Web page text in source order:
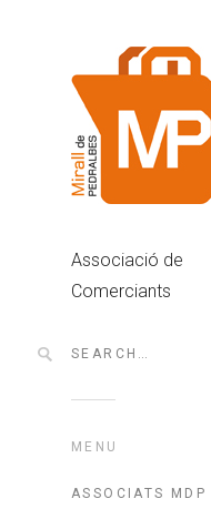
Associació de
Comerciants
MENU
ASSOCIATS MDP